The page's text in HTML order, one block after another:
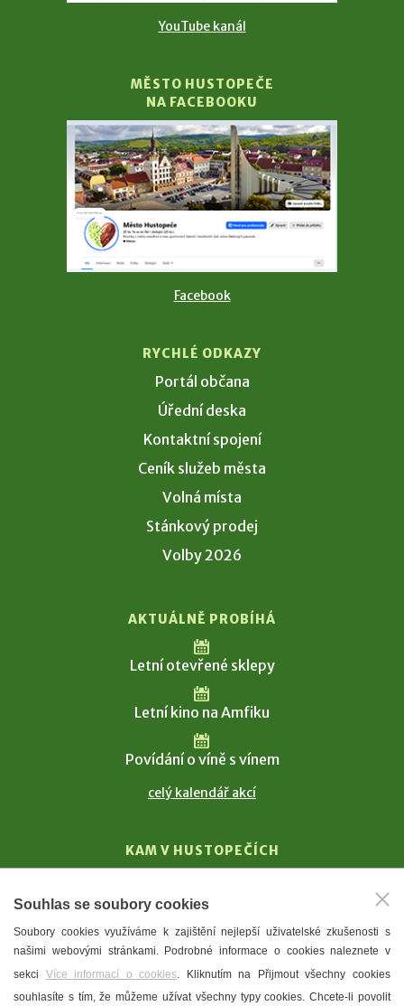
YouTube kanál
MĚSTO HUSTOPEČE
NA FACEBOOKU
Facebook
RYCHLÉ ODKAZY
Portál občana
Úřední deska
Kontaktní spojení
Ceník služeb města
Volná místa
Stánkový prodej
Volby 2026
AKTUÁLNĚ PROBÍHÁ
Letní otevřené sklepy
Letní kino na Amfiku
Povídání o víně s vínem
celý kalendář akcí
KAM V HUSTOPEČÍCH
T. G. Masaryk
Mandloně
Ubytování
Restaurace
Souhlas se soubory cookies
Soubory cookies využíváme k zajištění nejlepší uživatelské zkušenosti s
našimi webovými stránkami. Podrobné informace o cookies naleznete v
sekci Více informací o cookies. Kliknutím na Přijmout všechny cookies
souhlasíte s tím, že můžeme užívat všechny typy cookies. Chcete-li povolit